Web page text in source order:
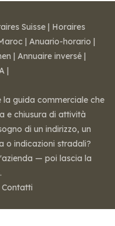
Suisse | Horaires
| Anuario-horario |
| Annuaire inversé |
|
la guida commerciale che
e chiusura di attività
di un indirizzo, un
o indicazioni stradali?
— poi lascia la
Contatti